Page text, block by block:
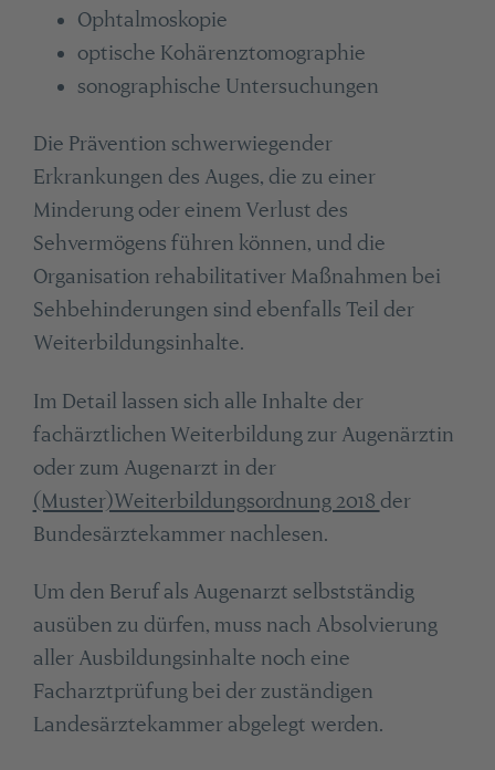
Ophtalmoskopie
optische Kohärenztomographie
sonographische Untersuchungen
Die Prävention schwerwiegender
Erkrankungen des Auges, die zu einer
Minderung oder einem Verlust des
Sehvermögens führen können, und die
Organisation rehabilitativer Maßnahmen bei
Sehbehinderungen sind ebenfalls Teil der
Weiterbildungsinhalte.
Im Detail lassen sich alle Inhalte der
fachärztlichen Weiterbildung zur Augenärztin
oder zum Augenarzt in der
(Muster)Weiterbildungsordnung 2018 der
Bundesärztekammer nachlesen.
Um den Beruf als Augenarzt selbstständig
ausüben zu dürfen, muss nach Absolvierung
aller Ausbildungsinhalte noch eine
Facharztprüfung bei der zuständigen
Landesärztekammer abgelegt werden.